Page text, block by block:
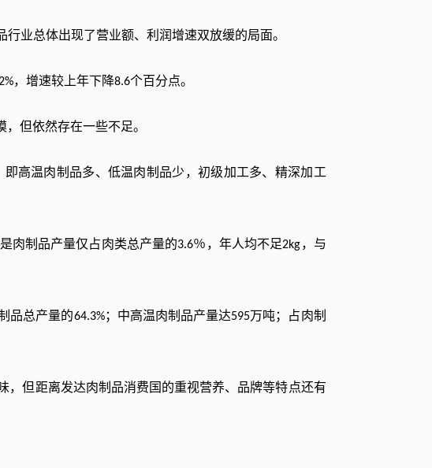
业总体出现了营业额、利润增速双放缓的局面。
，增速较上年下降8.6个百分点。
但依然存在一些不足。
高温肉制品多、低温肉制品少，初级加工多、精深加工
肉制品产量仅占肉类总产量的3.6％，年人均不足2kg，与
品总产量的64.3%；中高温肉制品产量达595万吨；占肉制
但距离发达肉制品消费国的重视营养、品牌等特点还有